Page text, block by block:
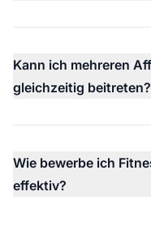
Kann ich mehreren
gleichzeitig beitreten?
Wie bewerbe ich
effektiv?